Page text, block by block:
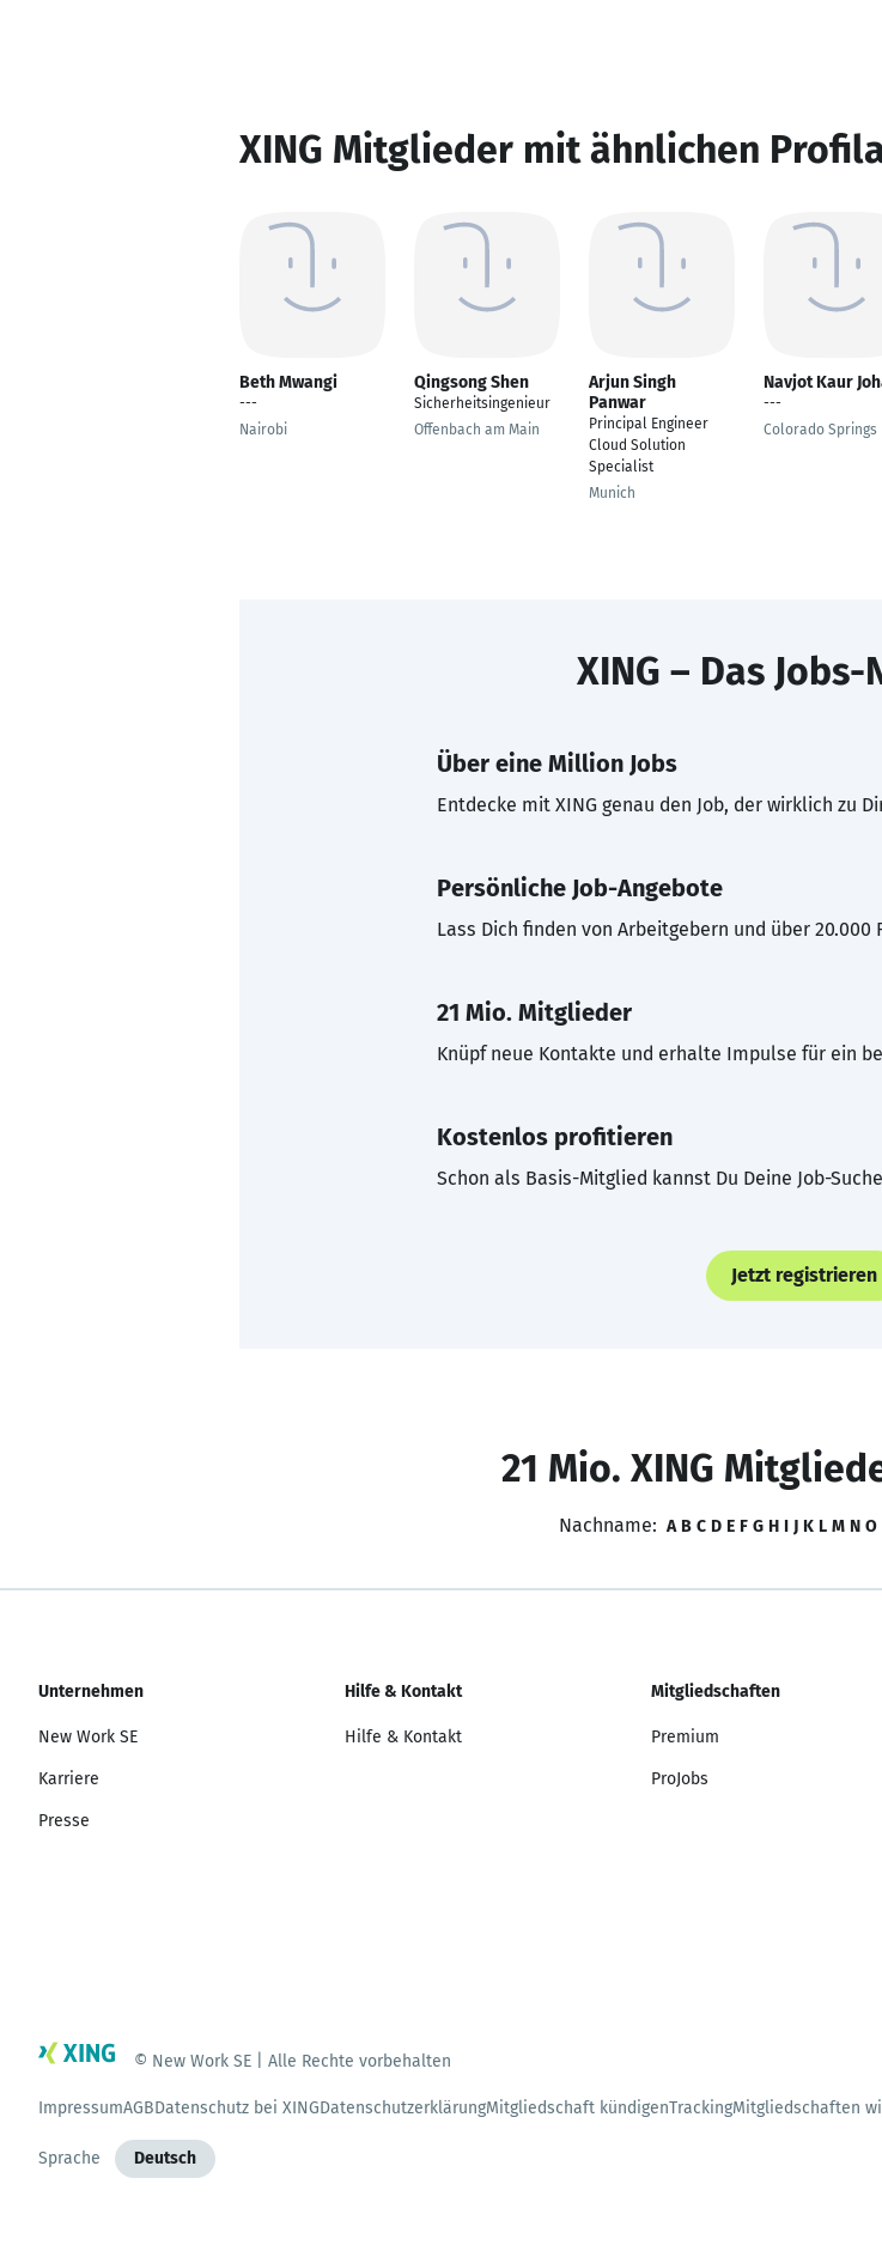
XING Mitglieder mit ähnlichen
Beth Mwangi
---
Nairobi
Qingsong Shen
Sicherheitsingenieur
Offenbach am Main
Arjun Singh
Panwar
Principal Engineer
Cloud Solution
Specialist
Munich
Navjot Kaur
---
Colorado Springs
XING – Das
Über eine Million Jobs
Entdecke mit XING genau den Job, der wirklich zu
Persönliche Job-Angebote
Lass Dich finden von Arbeitgebern und über 20.000
21 Mio. Mitglieder
Knüpf neue Kontakte und erhalte Impulse für ein
Kostenlos profitieren
Schon als Basis-Mitglied kannst Du Deine Job-
Jetzt registrieren
21 Mio. XING
Nachname: A B C D E F G H I J K L M N O
Unternehmen
New Work SE
Karriere
Presse
Hilfe & Kontakt
Hilfe & Kontakt
Mitgliedschaften
Premium
ProJobs
© New Work SE | Alle Rechte vorbehalten
ImpressumAGBDatenschutz bei XINGDatenschutzerklärungMitgliedschaft kündigenTrackingMitgliedschaften
Sprache Deutsch